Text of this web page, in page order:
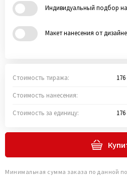
Индивидуальный подбор
Макет нанесения от
Стоимость тиража: 176
Стоимость нанесения:
Стоимость за единицу: 176
Минимальная сумма заказа по данной